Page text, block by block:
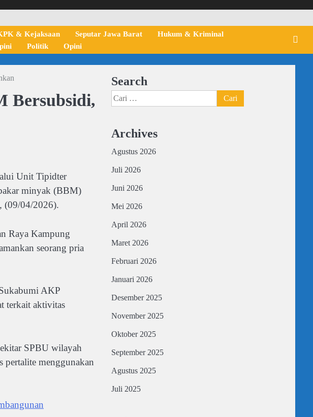
& Kejaksaan Seputar Jawa Barat
Hukum & Kriminal
Politik Opini
Bersubsidi,
Unit Tipidter
minyak (BBM)
(09/04/2026).
Raya Kampung
seorang pria
AKP
terkait aktivitas
SPBU wilayah
menggunakan
Search
Cari
untuk:
Archives
Agustus 2026
Juli 2026
Juni 2026
Mei 2026
April 2026
Maret 2026
Februari 2026
Januari 2026
Desember 2025
November 2025
Oktober 2025
September 2025
Agustus 2025
Juli 2025